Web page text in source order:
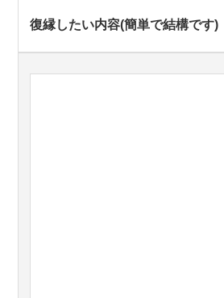
復縁したい内容(簡単で結構です)